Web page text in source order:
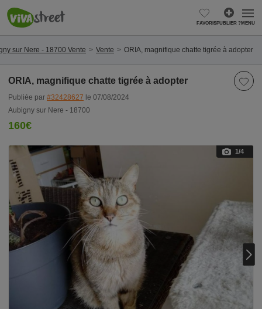
FAVORISPUBLIER ?MENU
sur Nere - 18700 Vente Vente ORIA, magnifique chatte tigrée à adopter
ORIA, magnifique chatte tigrée à adopter
Publiée par #32428627 le 07/08/2024
Aubigny sur Nere - 18700
160€
1/4